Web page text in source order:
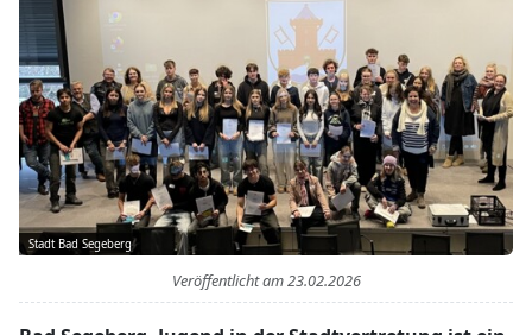
Stadt Bad Segeberg
Veröffentlicht am23.02.2026